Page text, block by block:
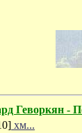
Геворкян -
хм...